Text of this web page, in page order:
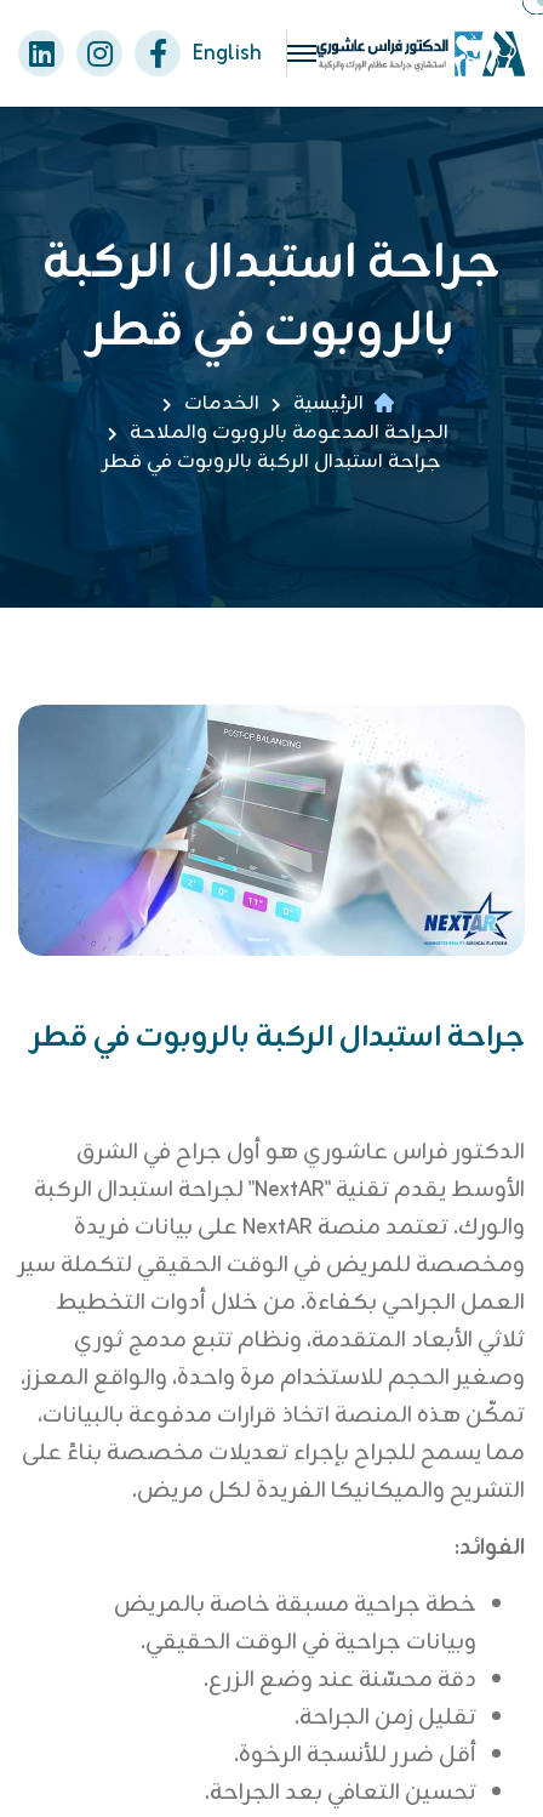
English
جراحة استبدال الركبة
بالروبوت في قطر
الرئيسية
الخدمات
الجراحة المدعومة بالروبوت والملاحة
جراحة استبدال الركبة بالروبوت في قطر
جراحة استبدال الركبة بالروبوت في قطر
الدكتور فراس عاشوري هو أول جراح في الشرق
الأوسط يقدم تقنية "NextAR" لجراحة استبدال الركبة
والورك. تعتمد منصة NextAR على بيانات فريدة
ومخصصة للمريض في الوقت الحقيقي لتكملة سير
العمل الجراحي بكفاءة. من خلال أدوات التخطيط
ثلاثي الأبعاد المتقدمة، ونظام تتبع مدمج ثوري
وصغير الحجم للاستخدام مرة واحدة، والواقع المعزز،
تمكّن هذه المنصة اتخاذ قرارات مدفوعة بالبيانات،
مما يسمح للجراح بإجراء تعديلات مخصصة بناءً على
التشريح والميكانيكا الفريدة لكل مريض.
الفوائد:
خطة جراحية مسبقة خاصة بالمريض
وبيانات جراحية في الوقت الحقيقي.
دقة محسّنة عند وضع الزرع.
تقليل زمن الجراحة.
أقل ضرر للأنسجة الرخوة.
تحسين التعافي بعد الجراحة.